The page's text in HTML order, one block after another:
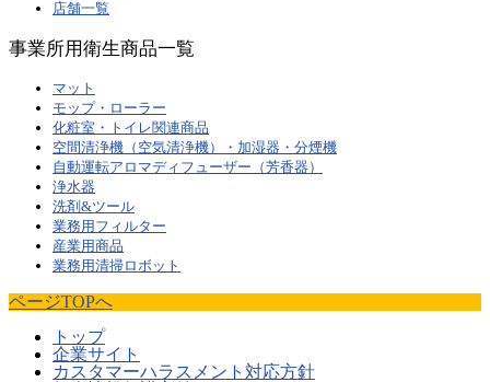
店舗一覧
事業所用衛生商品一覧
マット
モップ・ローラー
化粧室・トイレ関連商品
空間清浄機（空気清浄機）・加湿器・分煙機
自動運転アロマディフューザー（芳香器）
浄水器
洗剤&ツール
業務用フィルター
産業用商品
業務用清掃ロボット
ページTOPへ
トップ
企業サイト
カスタマーハラスメント対応方針